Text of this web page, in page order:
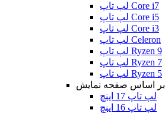
لپ تاپ Core i7
لپ تاپ Core i5
لپ تاپ Core i3
لپ تاپ Celeron
لپ تاپ Ryzen 9
لپ تاپ Ryzen 7
لپ تاپ Ryzen 5
بر اساس صفحه نمایش
لپ تاپ 17 اینچ
لپ تاپ 16 اینچ